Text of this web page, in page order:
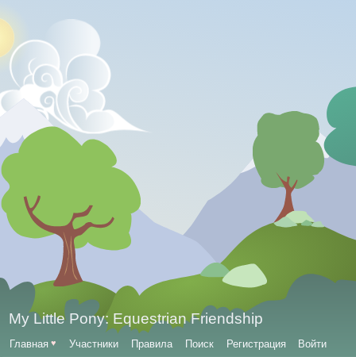
My Little Pony: Equestrian Friendship
Главная ♥ Участники Правила Поиск Регистрация Войти